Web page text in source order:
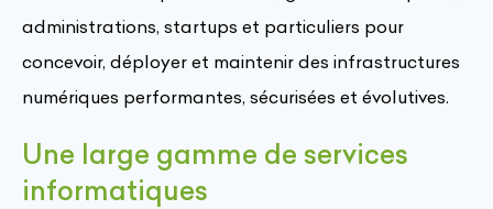
administrations, startups et particuliers pour
concevoir, déployer et maintenir des infrastructures
numériques performantes, sécurisées et évolutives.
Une large gamme de services
informatiques